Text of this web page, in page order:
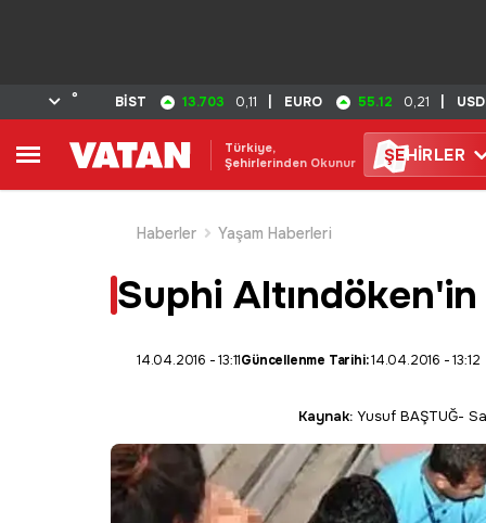
° BİST 13.703 0,11 EURO 55.12 0,21 USD
Türkiye,
Şehirlerinden Okunur
ŞEHİRLER
Haberler Yaşam Haberleri
Suphi
14.04.2016 - 13:11Güncellenme Tarihi:14.04.2016 - 13:12
Kaynak: Yusuf BAŞTUĞ-